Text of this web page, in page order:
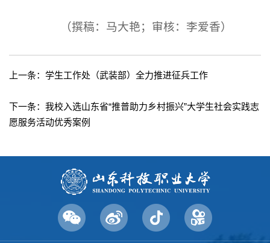
（撰稿：马大艳；审核：李爱香）
上一条： 学生工作处（武装部）全力推进征兵工作
下一条： 我校入选山东省“推普助力乡村振兴”大学生社会实践志
愿服务活动优秀案例